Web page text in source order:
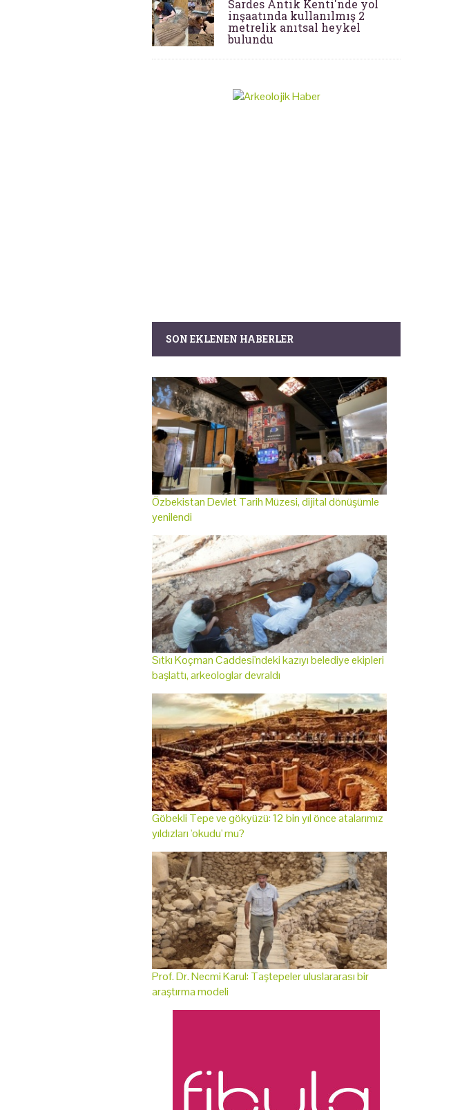
Sardes Antik Kenti'nde yol
inşaatında kullanılmış 2
metrelik anıtsal heykel
bulundu
SON EKLENEN HABERLER
Özbekistan Devlet Tarih Müzesi, dijital dönüşümle
yenilendi
Sıtkı Koçman Caddesi'ndeki kazıyı belediye ekipleri
başlattı, arkeologlar devraldı
Göbekli Tepe ve gökyüzü: 12 bin yıl önce atalarımız
yıldızları 'okudu' mu?
Prof. Dr. Necmi Karul: Taştepeler uluslararası bir
araştırma modeli